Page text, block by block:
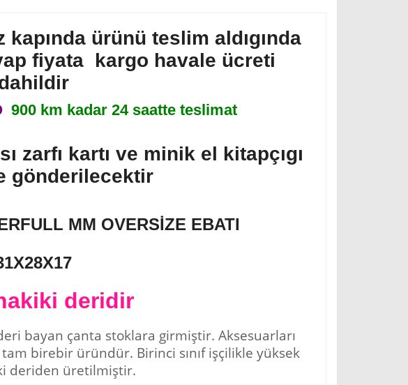
ürünü teslim aldıgında
fiyata kargo havale ücreti
900 km kadar 24 saatte teslimat
zarfı kartı ve minik el kitapçıgı
gönderilecektir
MM OVERSİZE EBATI
deridir
bayan çanta stoklara girmiştir. Aksesuarları
birebir üründür. Birinci sınıf işçilikle yüksek
deriden üretilmiştir.